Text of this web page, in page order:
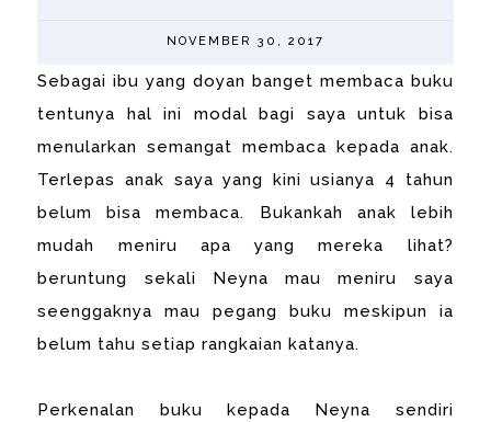
NOVEMBER 30, 2017
Sebagai ibu yang doyan banget membaca buku
tentunya hal ini modal bagi saya untuk bisa
menularkan semangat membaca kepada anak.
Terlepas anak saya yang kini usianya 4 tahun
belum bisa membaca. Bukankah anak lebih
mudah meniru apa yang mereka lihat?
beruntung sekali Neyna mau meniru saya
seenggaknya mau pegang buku meskipun ia
belum tahu setiap rangkaian katanya.
Perkenalan buku kepada Neyna sendiri